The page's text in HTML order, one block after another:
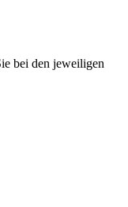
bei den jeweiligen